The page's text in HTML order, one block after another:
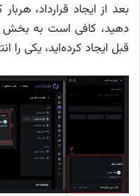
بعد از ایجاد قرارداد،
دهید، کافی است به بخش
قبل ایجاد کرده‌اید، یکی را